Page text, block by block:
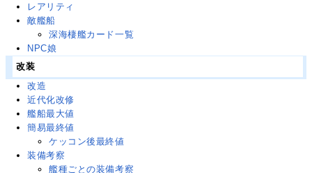
レアリティ
敵艦船
深海棲艦カード一覧
NPC娘
改装
改造
近代化改修
艦船最大値
簡易最終値
ケッコン後最終値
装備考察
艦種ごとの装備考察